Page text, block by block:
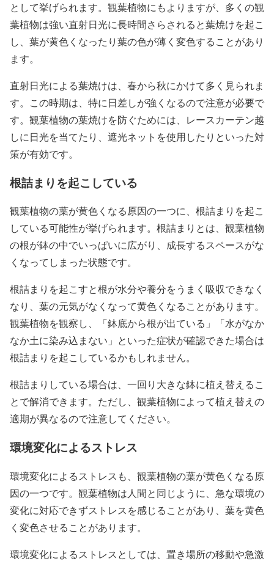
として挙げられます。観葉植物にもよりますが、多くの観
葉植物は強い直射日光に長時間さらされると葉焼けを起こ
し、葉が黄色くなったり葉の色が薄く変色することがあり
ます。
直射日光による葉焼けは、春から秋にかけて多く見られま
す。この時期は、特に日差しが強くなるので注意が必要で
す。観葉植物の葉焼けを防ぐためには、レースカーテン越
しに日光を当てたり、遮光ネットを使用したりといった対
策が有効です。
根詰まりを起こしている
観葉植物の葉が黄色くなる原因の一つに、根詰まりを起こ
している可能性が挙げられます。根詰まりとは、観葉植物
の根が鉢の中でいっぱいに広がり、成長するスペースがな
くなってしまった状態です。
根詰まりを起こすと根が水分や養分をうまく吸収できなく
なり、葉の元気がなくなって黄色くなることがあります。
観葉植物を観察し、「鉢底から根が出ている」「水がなか
なか土に染み込まない」といった症状が確認できた場合は
根詰まりを起こしているかもしれません。
根詰まりしている場合は、一回り大きな鉢に植え替えるこ
とで解消できます。ただし、観葉植物によって植え替えの
適期が異なるので注意してください。
環境変化によるストレス
環境変化によるストレスも、観葉植物の葉が黄色くなる原
因の一つです。観葉植物は人間と同じように、急な環境の
変化に対応できずストレスを感じることがあり、葉を黄色
く変色させることがあります。
環境変化によるストレスとしては、置き場所の移動や急激